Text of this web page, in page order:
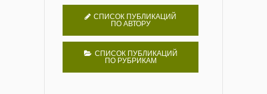
СПИСОК ПУБЛИКАЦИЙ
ПО АВТОРУ
СПИСОК ПУБЛИКАЦИЙ
ПО РУБРИКАМ